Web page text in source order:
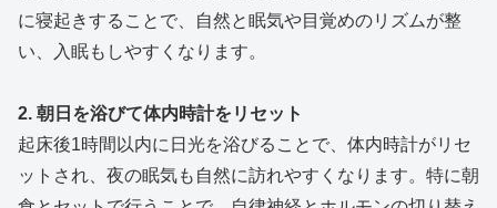
に寝起きすることで、自然と眠気や目覚めのリズムが整
い、入眠もしやすくなります。
2. 朝日を浴びて体内時計をリセット
起床後1時間以内に日光を浴びることで、体内時計がリセ
ットされ、夜の眠気も自然に訪れやすくなります。特に朝